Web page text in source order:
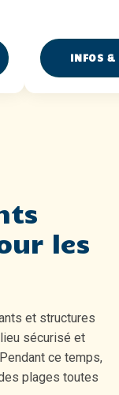
INFOS &
les
et structures
sécurisé et
ce temps,
plages toutes